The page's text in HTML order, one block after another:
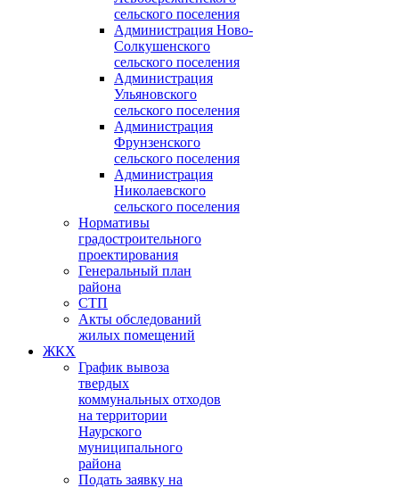
сельского поселения
Администрация Ново-
Солкушенского
сельского поселения
Администрация
Ульяновского
сельского поселения
Администрация
Фрунзенского
сельского поселения
Администрация
Николаевского
сельского поселения
Нормативы
градостроительного
проектирования
Генеральный план
района
СТП
Акты обследований
жилых помещений
ЖКХ
График вывоза
твердых
коммунальных отходов
на территории
Наурского
муниципального
района
Подать заявку на